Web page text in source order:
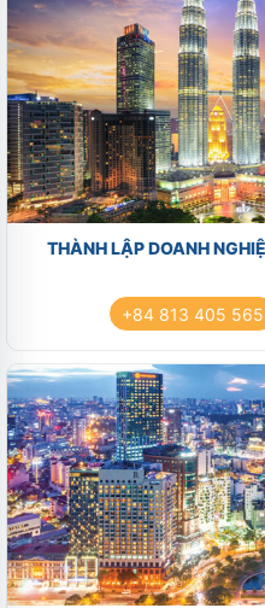
THÀNH LẬP DOANH
+84 813 405 565